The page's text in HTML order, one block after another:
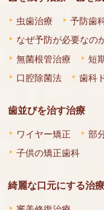
虫歯治療
予防歯
なぜ予防が必要なの
無菌根管治療
短
口腔除菌法
歯科
歯並びを治す治療
ワイヤー矯正 部
子供の矯正歯科
綺麗な口元にする治療